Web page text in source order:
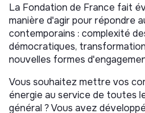
La Fondation de France fait
manière d'agir pour répondre
contemporains : complexité
démocratiques,
nouvelles formes
Vous souhaitez mettre vos
énergie au service de toutes
général ? Vous avez